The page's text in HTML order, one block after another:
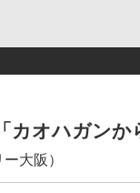
カオハガンか
大阪）